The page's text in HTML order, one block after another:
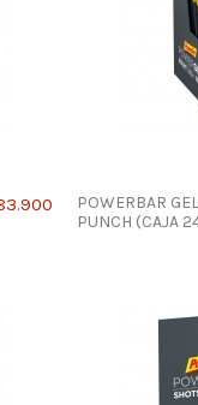
POWERBAR
PUNCH (CAJA